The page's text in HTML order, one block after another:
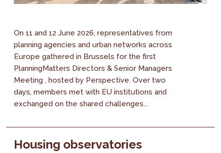
On 11 and 12 June 2026, representatives from
planning agencies and urban networks across
Europe gathered in Brussels for the first
PlanningMatters Directors & Senior Managers
Meeting , hosted by Perspective. Over two
days, members met with EU institutions and
exchanged on the shared challenges...
Housing observatories